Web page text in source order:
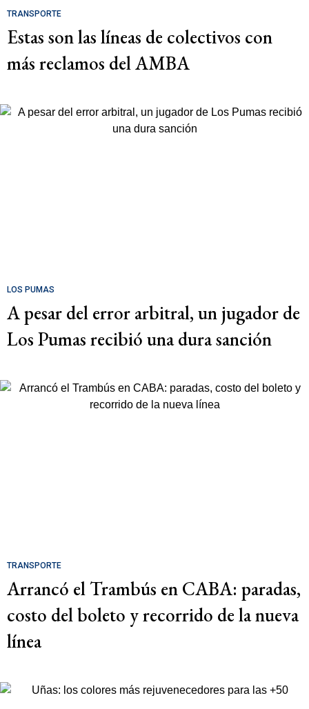
TRANSPORTE
Estas son las líneas de colectivos con
más reclamos del AMBA
LOS PUMAS
A pesar del error arbitral, un jugador de
Los Pumas recibió una dura sanción
TRANSPORTE
Arrancó el Trambús en CABA: paradas,
costo del boleto y recorrido de la nueva
línea